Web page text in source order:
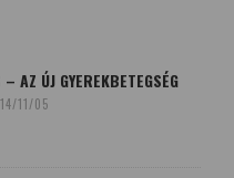
AZ ÚJ GYEREKBETEGSÉG
11/05